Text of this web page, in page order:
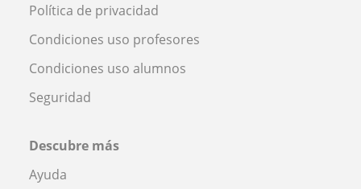
Política de privacidad
Condiciones uso profesores
Condiciones uso alumnos
Seguridad
Descubre más
Ayuda